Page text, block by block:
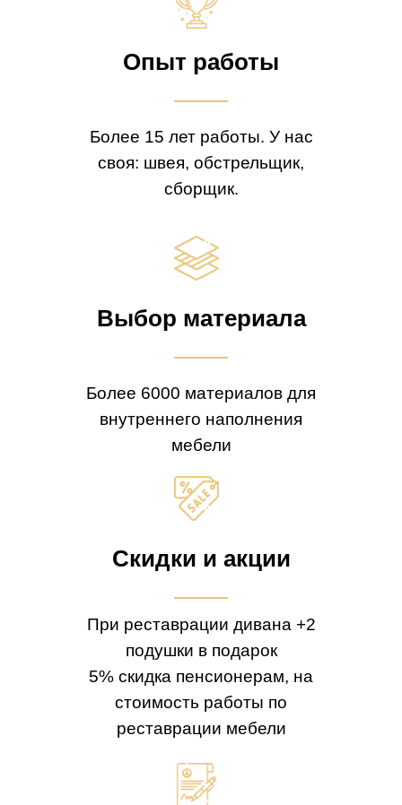
Опыт работы
Более 15 лет работы. У нас
своя: швея, обстрельщик,
сборщик.
Выбор материала
Более 6000 материалов для
внутреннего наполнения
мебели
Скидки и акции
При реставрации дивана +2
подушки в подарок
5% скидка пенсионерам, на
стоимость работы по
реставрации мебели